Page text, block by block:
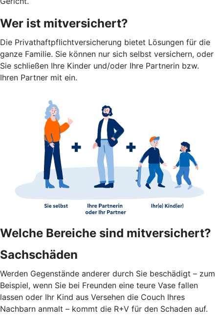
Wer ist mitversichert?
Die Privathaftpflichtversicherung bietet Lösungen für die
ganze Familie. Sie können nur sich selbst versichern, oder
Sie schließen Ihre Kinder und/oder Ihre Partnerin bzw.
Ihren Partner mit ein.
Welche Bereiche sind mitversichert?
Sachschäden
Werden Gegenstände anderer durch Sie beschädigt – zum
Beispiel, wenn Sie bei Freunden eine teure Vase fallen
lassen oder Ihr Kind aus Versehen die Couch Ihres
Nachbarn anmalt – kommt die R+V für den Schaden auf.